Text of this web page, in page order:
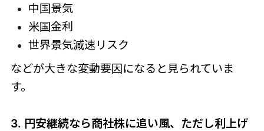
中国景気
米国金利
世界景気減速リスク
などが大きな変動要因になると見られていま
す。
3. 円安継続なら商社株に追い風、ただし利上げ